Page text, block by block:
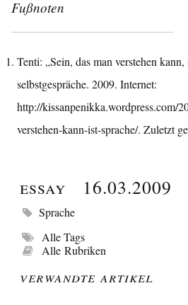
Fußnoten
Tenti: „Sein, das man verstehen
selbstgespräche. 2009. Internet:
http://kissanpenikka.wordpress.com/
verstehen-kann-ist-sprache/. Zuletzt
Essay 16.03.2009
Sprache
Alle Tags
Alle Rubriken
Verwandte Artikel